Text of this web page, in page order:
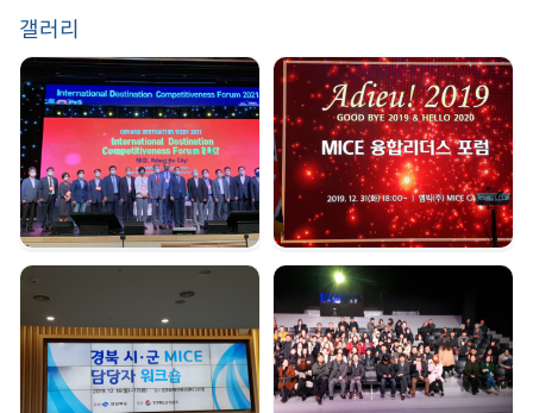
갤러리
GDW 2021 | 2021.
08. 25
송년회 | 2019. 12. 31
경북시군 마이스 담당자
워크숍 | 2019. 12. 16
여수 마이스육성포럼 |
2019. 12. 05